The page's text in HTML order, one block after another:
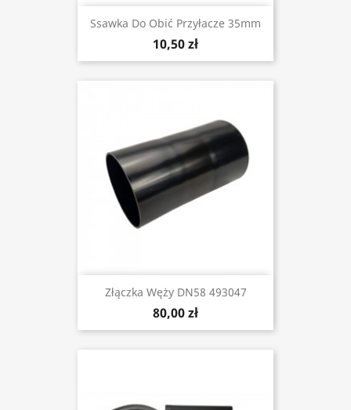
Ssawka Do Obić Przyłacze 35mm
10,50 zł
Złączka Węży DN58 493047
80,00 zł